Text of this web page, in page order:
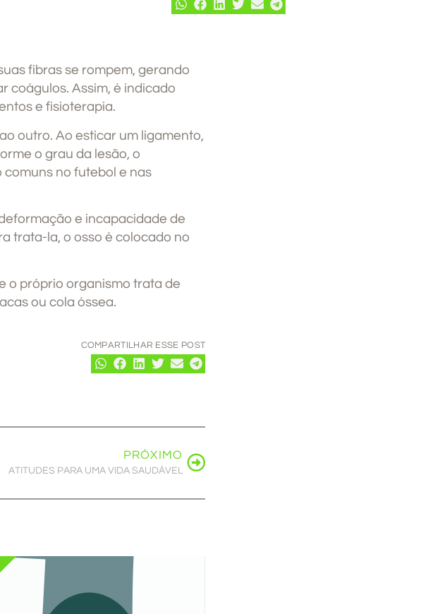
fibras se rompem, gerando
coágulos. Assim, é indicado
e fisioterapia.
outro. Ao esticar um ligamento,
o grau da lesão, o
no futebol e nas
e incapacidade de
trata-la, o osso é colocado no
o próprio organismo trata de
ou cola óssea.
COMPARTILHAR ESSE POST
PRÓXIMO
ATITUDES PARA UMA VIDA SAUDÁVEL